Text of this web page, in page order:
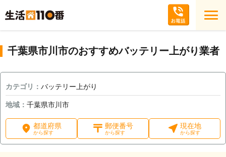
千葉県市川市のおすすめバッテリー上がり業者
カテゴリ： バッテリー上がり
地域： 千葉県市川市
都道府県
から探す
郵便番号
から探す
現在地
から探す